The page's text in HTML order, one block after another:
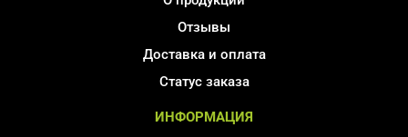
Отзывы
Доставка и оплата
Статус заказа
ИНФОРМАЦИЯ